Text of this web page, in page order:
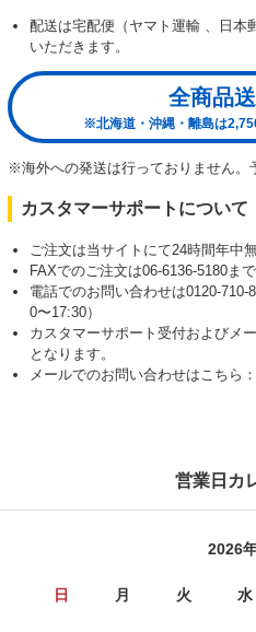
配送は宅配便（ヤマト運輸 、日本
いただきます。
全商品
※北海道・沖縄・離島は
※海外への発送は行っておりません。
カスタマーサポートについて
ご注文は当サイトにて24時間年中
FAXでのご注文は06-6136-5180ま
電話でのお問い合わせは0120-
0〜17:30）
カスタマーサポート受付およびメ
となります。
メールでのお問い合わせはこちら：
営業日カ
2026
日 月 火 水